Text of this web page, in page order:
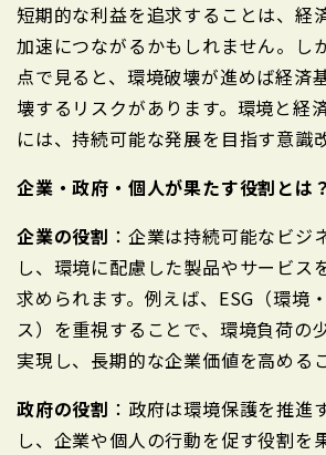
短期的な利益を追求することは、経
加速につながるかもしれません。し
点で見ると、環境破壊が進めば経済
壊するリスクがあります。環境と経
には、持続可能な発展を目指す意識
企業・政府・個人が果たす役割とは？
企業の役割 ：企業は持続可能なビジ
し、環境に配慮した製品やサービス
求められます。例えば、ESG（環境
ス）を重視することで、環境負荷の
実現し、長期的な企業価値を高める
政府の役割 ：政府は環境保護を推進
し、企業や個人の行動を促す役割を